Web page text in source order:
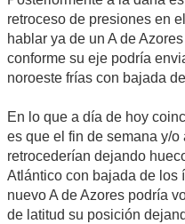
retroceso de presiones en
hablar ya de un A de
conforme su eje podría
noroeste frías con bajada
En lo que a día de hoy
es que el fin de semana y/
retrocederían dejando
Atlántico con bajada de los
nuevo A de Azores podría
de latitud su posición